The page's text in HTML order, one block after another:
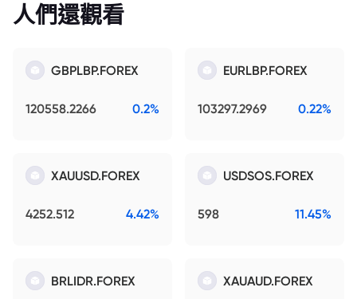
人們還觀看
GBPLBP.FOREX
120558.2266 0.2%
EURLBP.FOREX
103297.2969 0.22%
XAUUSD.FOREX
4252.512 4.42%
USDSOS.FOREX
598 11.45%
BRLIDR.FOREX XAUAUD.FOREX